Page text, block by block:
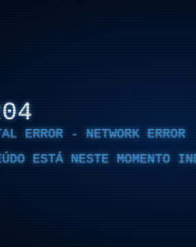
ERROR - NETWORK ERROR
ESTÁ NESTE MOMENTO